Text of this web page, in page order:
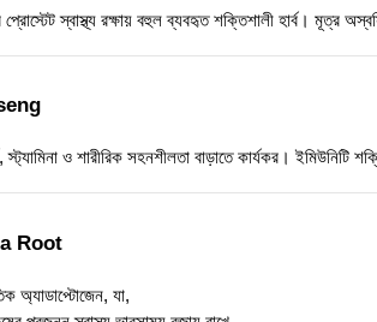
স্বাস্থ্য রক্ষায় বহুল ব্যবহৃত শক্তিশালী হার্ব। মূত্র
স্ট্যামিনা ও শারীরিক সহনশীলতা বাড়াতে কার্যকর।
Root
অ্যাডাপ্টোজেন, যা,